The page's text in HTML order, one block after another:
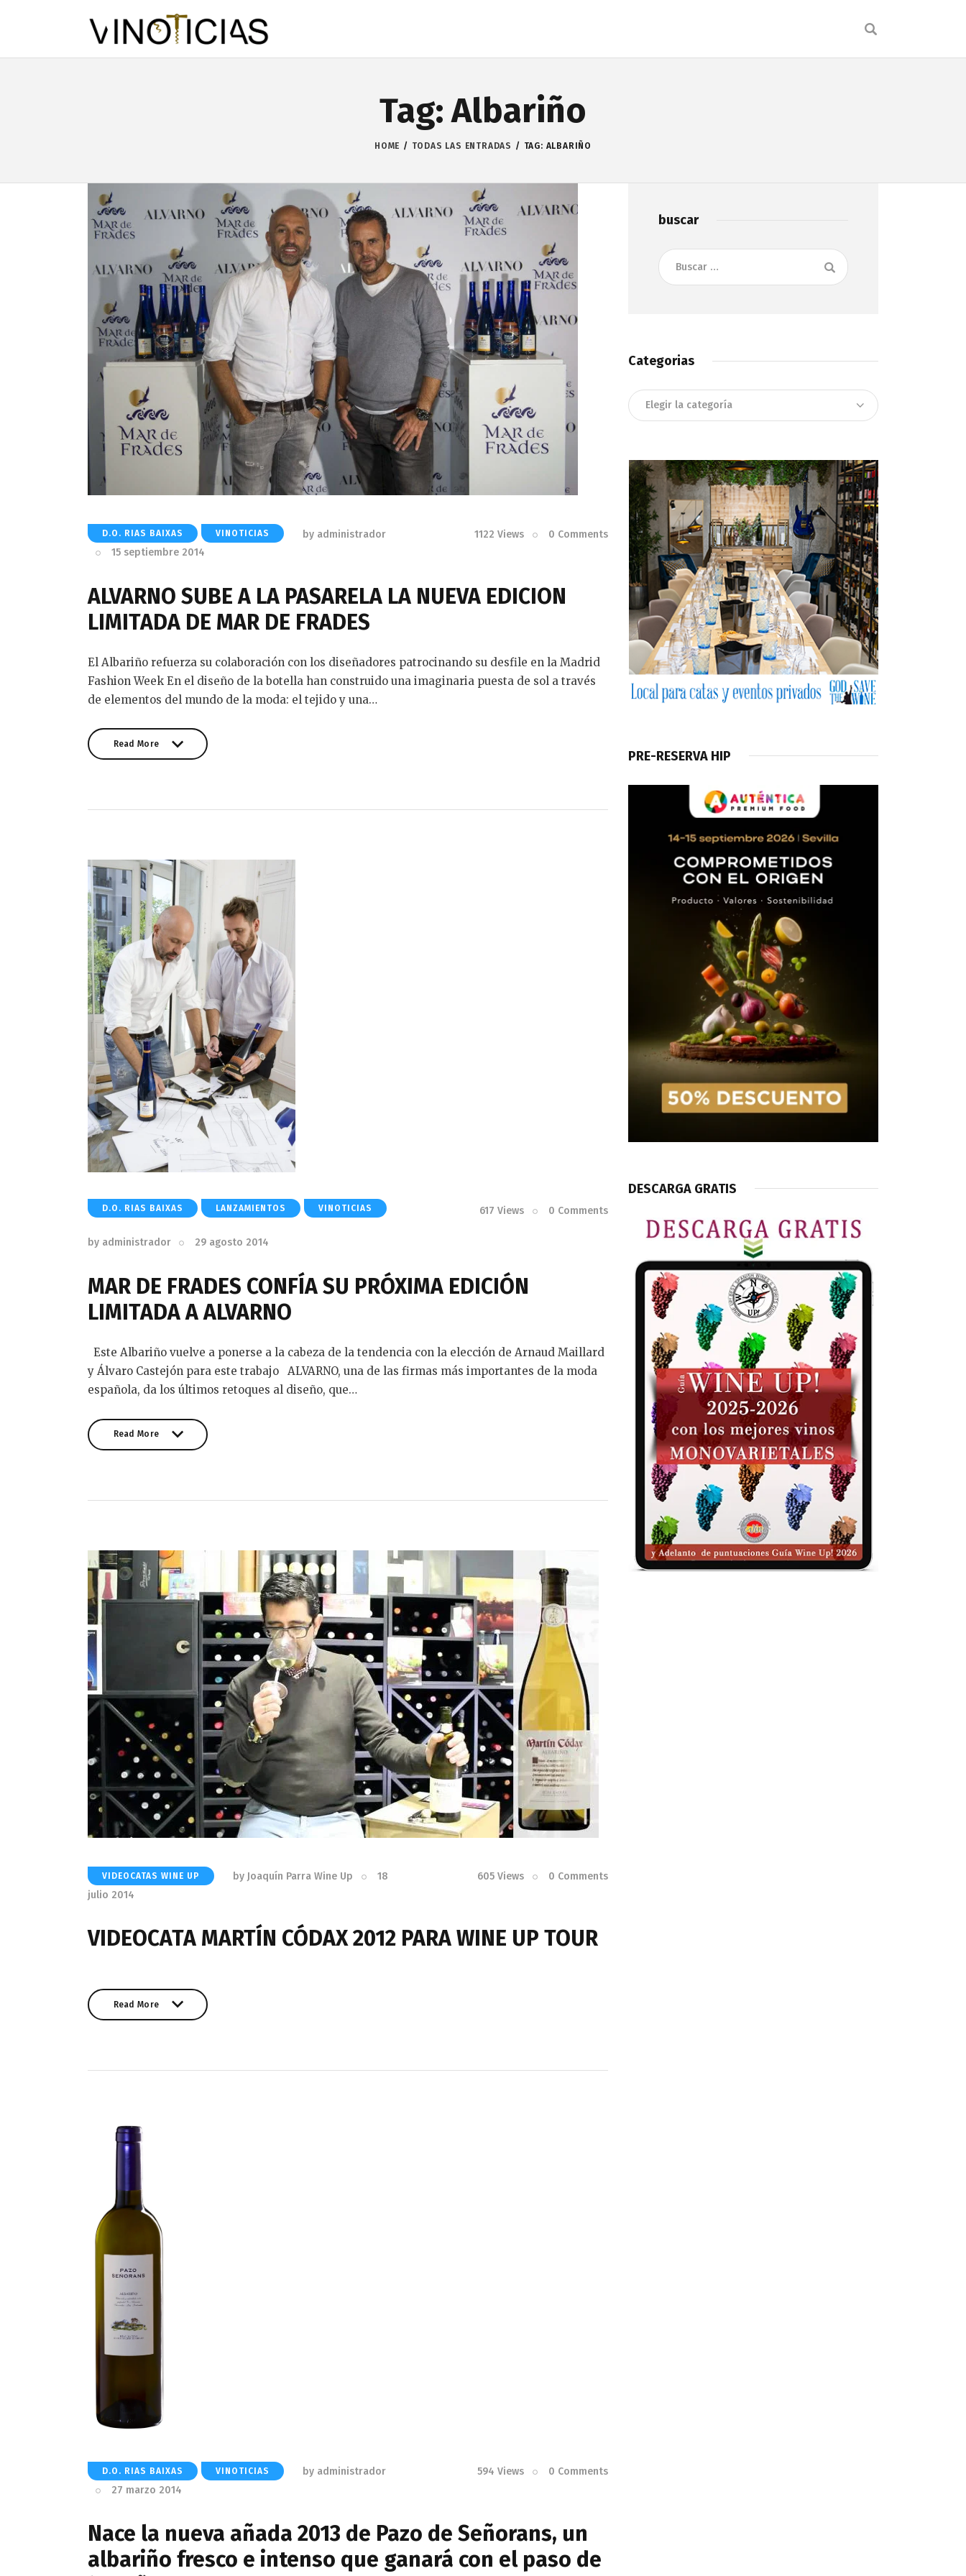
Tag: Albariño
HOME TODAS LAS ENTRADAS TAG: ALBARIÑO
D.O. RIAS BAIXAS VINOTICIAS by administrador
15 septiembre 2014
1122 Views 0 Comments
ALVARNO SUBE A LA PASARELA LA NUEVA EDICION
LIMITADA DE MAR DE FRADES
El Albariño refuerza su colaboración con los diseñadores patrocinando su desfile en la Madrid
Fashion Week En el diseño de la botella han construido una imaginaria puesta de sol a través
de elementos del mundo de la moda: el tejido y una…
Read More
D.O. RIAS BAIXAS LANZAMIENTOS VINOTICIAS
by administrador 29 agosto 2014
617 Views 0 Comments
MAR DE FRADES CONFÍA SU PRÓXIMA EDICIÓN
LIMITADA A ALVARNO
Este Albariño vuelve a ponerse a la cabeza de la tendencia con la elección de Arnaud Maillard
y Álvaro Castejón para este trabajo ALVARNO, una de las firmas más importantes de la moda
española, da los últimos retoques al diseño, que…
Read More
VIDEOCATAS WINE UP by Joaquín Parra Wine Up
18
julio 2014
605 Views 0 Comments
VIDEOCATA MARTÍN CÓDAX 2012 PARA WINE UP TOUR
Read More
D.O. RIAS BAIXAS VINOTICIAS by administrador
27 marzo 2014
594 Views 0 Comments
Nace la nueva añada 2013 de Pazo de Señorans, un
albariño fresco e intenso que ganará con el paso de
buscar
Buscar:
Categorias
Categorias
PRE-RESERVA HIP
DESCARGA GRATIS